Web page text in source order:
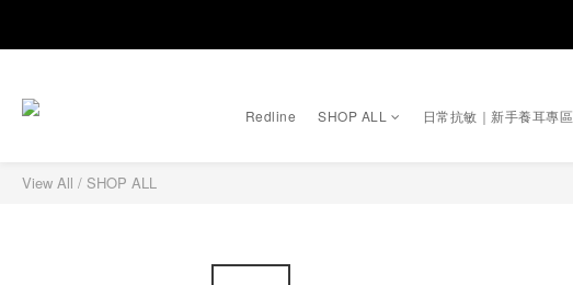
Redline SHOP ALL 日常抗敏｜新手養耳專區
View All / SHOP ALL